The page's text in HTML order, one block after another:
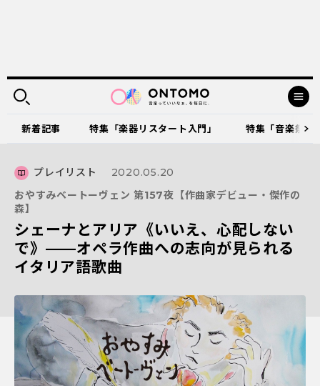
新着記事 特集「楽器リスタート入門」 特集「音楽祭
プレイリスト
2020.05.20
おやすみベートーヴェン 第157夜【作曲家デビュー・傑作の
森】
シェーナとアリア《いいえ、心配しない
で》——オペラ作曲への志向が見られる
イタリア語歌曲